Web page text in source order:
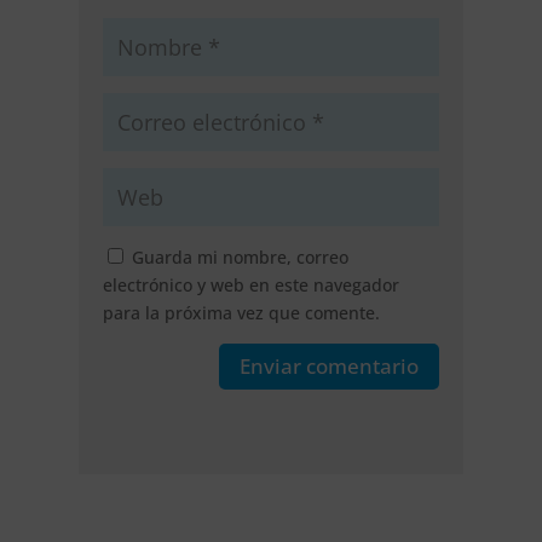
Guarda mi nombre, correo
electrónico y web en este navegador
para la próxima vez que comente.
Enviar comentario